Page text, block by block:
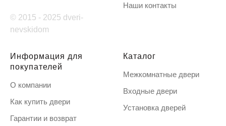
© 2015 - 2025 dveri-
nevskidom
Наши контакты
Информация для
покупателей
О компании
Как купить двери
Гарантии и возврат
Каталог
Межкомнатные двери
Входные двери
Установка дверей